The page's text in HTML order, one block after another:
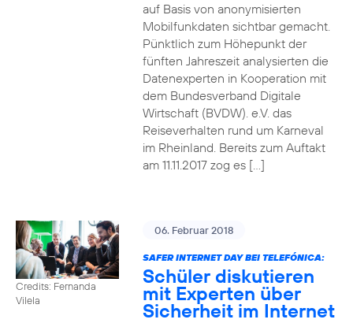
auf Basis von anonymisierten
Mobilfunkdaten sichtbar gemacht.
Pünktlich zum Höhepunkt der
fünften Jahreszeit analysierten die
Datenexperten in Kooperation mit
dem Bundesverband Digitale
Wirtschaft (BVDW). e.V. das
Reiseverhalten rund um Karneval
im Rheinland. Bereits zum Auftakt
am 11.11.2017 zog es […]
Credits: Fernanda
Vilela
06. Februar 2018
SAFER INTERNET DAY BEI TELEFÓNICA:
Schüler diskutieren
mit Experten über
Sicherheit im Internet